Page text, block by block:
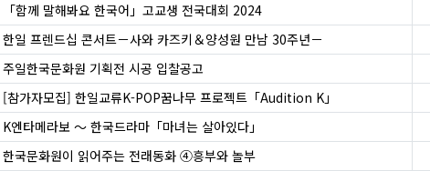
「함께 말해봐요 한국어」고교생 전국대회 2024
한일 프렌드십 콘서트－사와 카즈키＆양성원 만남 30주년－
주일한국문화원 기획전 시공 입찰공고
[참가자모집] 한일교류K-POP꿈나무 프로젝트「Audition K」
K엔타메라보 ～ 한국드라마「마녀는 살아있다」
한국문화원이 읽어주는 전래동화 ④흥부와 놀부